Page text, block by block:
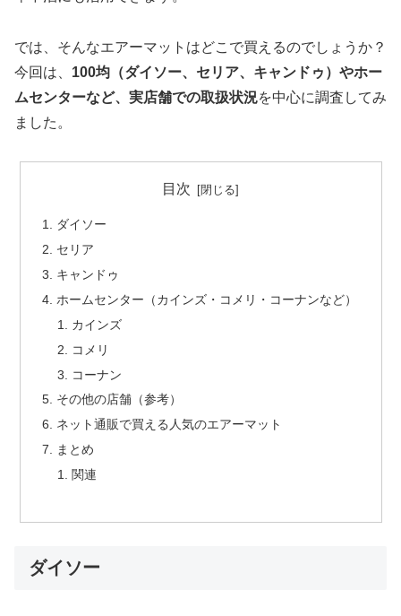
では、そんなエアーマットはどこで買えるのでしょうか？
今回は、 100均（ダイソー、セリア、キャンドゥ）やホー
ムセンターなど、実店舗での取扱状況を中心に調査してみ
ました。
目次
ダイソー
セリア
キャンドゥ
ホームセンター（カインズ・コメリ・コーナンなど）
カインズ
コメリ
コーナン
その他の店舗（参考）
ネット通販で買える人気のエアーマット
まとめ
関連
ダイソー